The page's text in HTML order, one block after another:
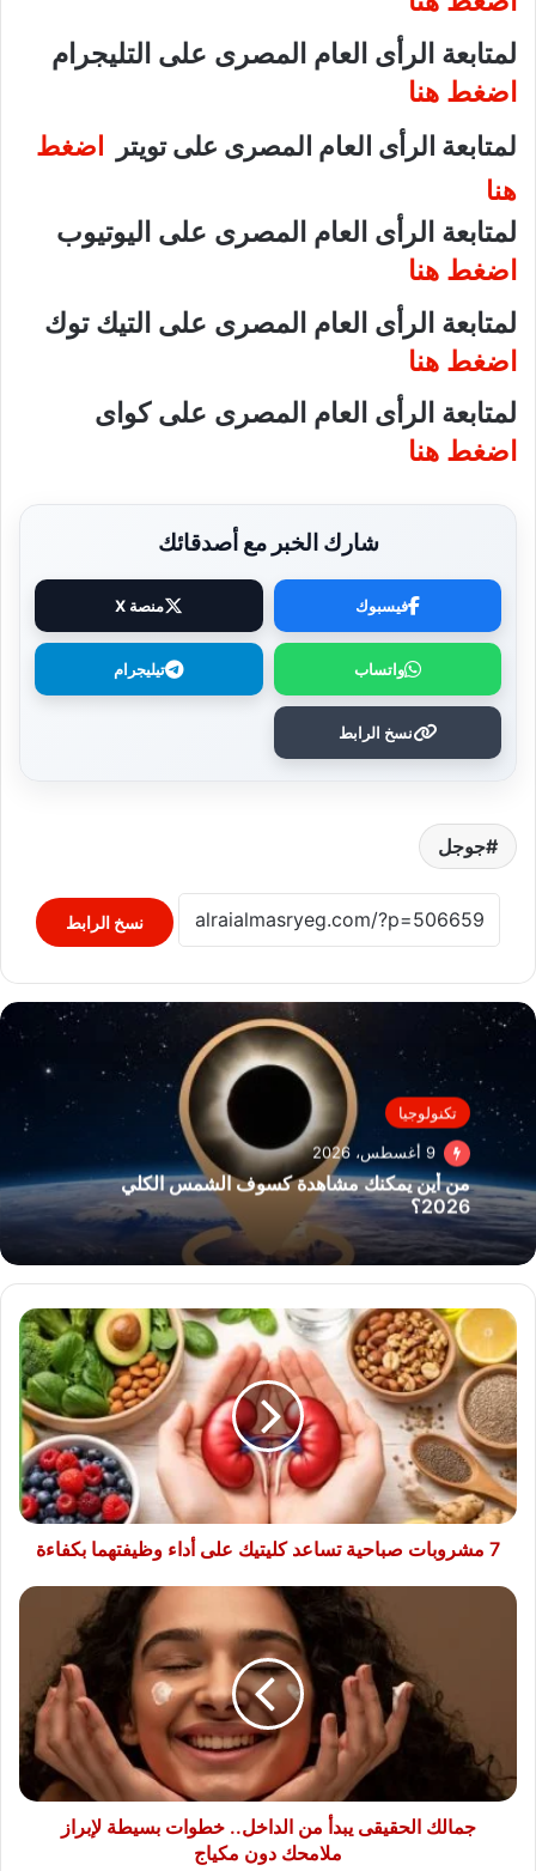
لمتابعة الرأى العام المصرى على التليجرام
اضغط هنا
لمتابعة الرأى العام المصرى على تويتر
اضغط
هنا
لمتابعة الرأى العام المصرى على اليوتيوب
اضغط هنا
لمتابعة الرأى العام المصرى على التيك توك
اضغط هنا
لمتابعة الرأى العام المصرى على كواى
اضغط هنا
شارك الخبر مع أصدقائك
فيسبوك منصة X
واتساب تيليجرام
نسخ الرابط
جوجل
نسخ الرابط
تكنولوجيا
9 أغسطس، 2026
من أين يمكنك مشاهدة كسوف الشمس الكلي
2026؟
7
مشروبات
صباحية
تساعد
كليتيك
على
أداء
وظيفتهما
بكفاءة
7 مشروبات صباحية تساعد كليتيك على أداء وظيفتهما بكفاءة
جمالك
بسيطة
لإبراز
ملامحك
جمالك الحقيقى يبدأ من الداخل.. خطوات بسيطة لإبراز
ملامحك دون مكياج